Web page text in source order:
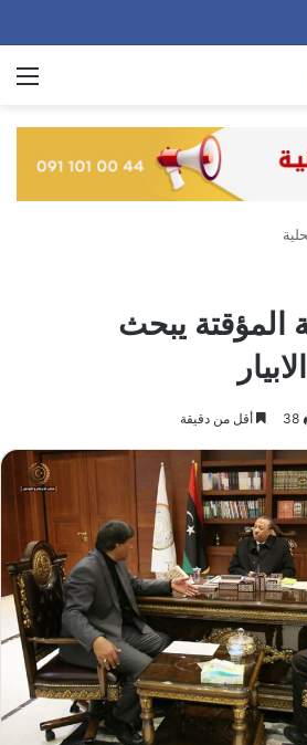
المؤقتة يبحث
38 أقل من دقيقة